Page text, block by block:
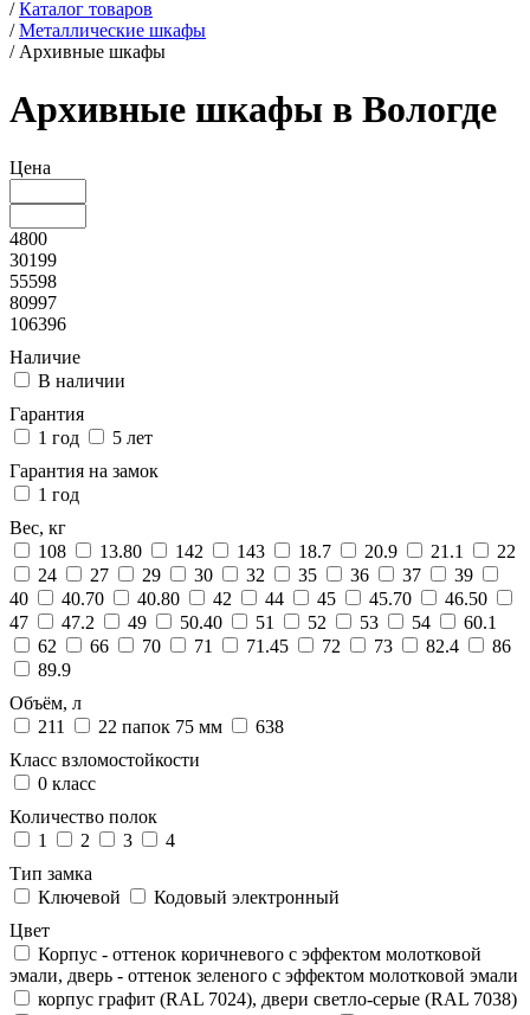
/ Каталог товаров
/ Металлические шкафы
/ Архивные шкафы
Архивные шкафы в Вологде
Цена
4800
30199
55598
80997
106396
Наличие
В наличии
Гарантия
1 год
5 лет
Гарантия на замок
1 год
Вес, кг
108
13.80 142 143 18.7 20.9 21.1
22
24
27 29 30 32 35 36 37
39
40
40.70 40.80 42 44 45 45.70
46.50
47
47.2 49 50.40 51 52 53 54
60.1
62
66 70 71 71.45 72 73 82.4
86
89.9
Объём, л
211
22 папок 75 мм
638
Класс взломостойкости
0 класс
Количество полок
1
2 3
4
Тип замка
Ключевой
Кодовый электронный
Цвет
Корпус - оттенок коричневого с эффектом молотковой
эмали, дверь - оттенок зеленого с эффектом молотковой эмали
корпус графит (RAL 7024), двери светло-серые (RAL 7038)